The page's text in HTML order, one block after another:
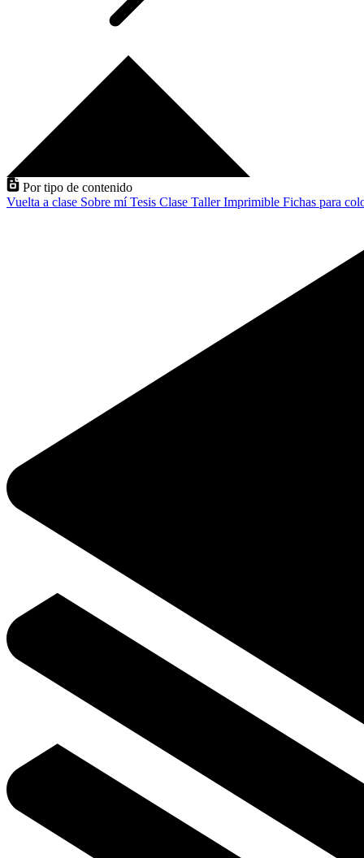
Por tipo de contenido
Vuelta a clase Sobre míTesis Clase TallerImprimible Fichas para